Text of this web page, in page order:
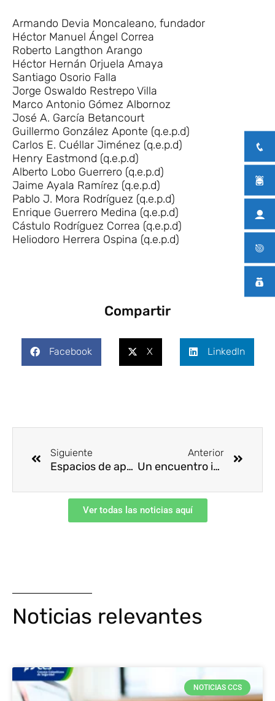
Armando Devia Moncaleano, fundador
Héctor Manuel Ángel Correa
Roberto Langthon Arango
Héctor Hernán Orjuela Amaya
Santiago Osorio Falla
Jorge Oswaldo Restrepo Villa
Marco Antonio Gómez Albornoz
José A. García Betancourt
Guillermo González Aponte (q.e.p.d)
Carlos E. Cuéllar Jiménez (q.e.p.d)
Henry Eastmond (q.e.p.d)
Alberto Lobo Guerrero (q.e.p.d)
Jaime Ayala Ramírez (q.e.p.d)
Pablo J. Mora Rodríguez (q.e.p.d)
Enrique Guerrero Medina (q.e.p.d)
Cástulo Rodríguez Correa (q.e.p.d)
Heliodoro Herrera Ospina (q.e.p.d)
Compartir
Facebook X LinkedIn
Siguiente
Espacios de aprendizaje en Tunja: Congreso Regional de SST concluyó con éxito
Anterior
Un encuentro inspirador para el Sector Salud
Ver todas las noticias aquí
Noticias relevantes
NOTICIAS CCS